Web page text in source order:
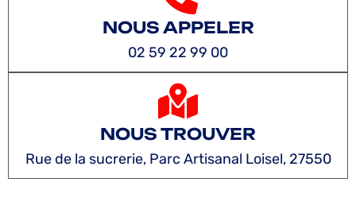
NOUS APPELER
02 59 22 99 00
NOUS TROUVER
Rue de la sucrerie, Parc Artisanal Loisel, 27550